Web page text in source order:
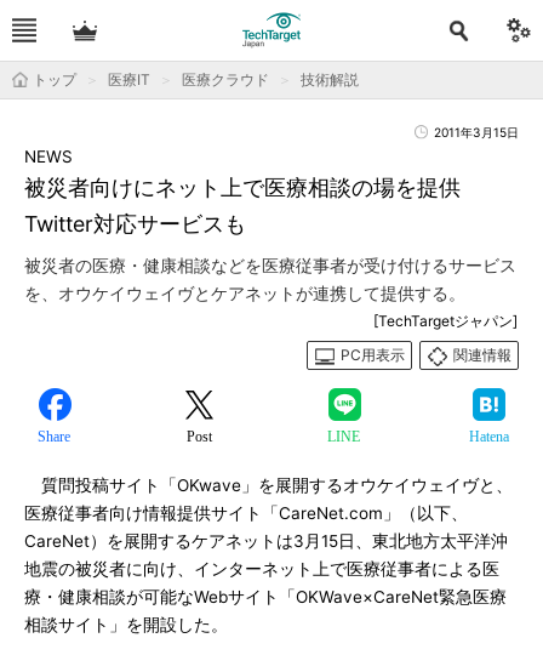
トップ 医療IT 医療クラウド 技術解説
2011年3月15日
被災者向けにネット上で医療相談の場を提供
Twitter対応サービスも
NEWS
被災者の医療・健康相談などを医療従事者が受け付けるサービス
を、オウケイウェイヴとケアネットが連携して提供する。
[TechTargetジャパン]
PC用表示
関連情報
Share Post LINE Hatena
質問投稿サイト「OKwave」を展開するオウケイウェイヴと、
医療従事者向け情報提供サイト「CareNet.com」（以下、
CareNet）を展開するケアネットは3月15日、東北地方太平洋沖
地震の被災者に向け、インターネット上で医療従事者による医
療・健康相談が可能なWebサイト「OKWave×CareNet緊急医療
相談サイト」を開設した。